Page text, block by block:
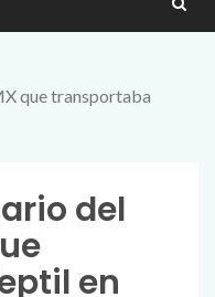
que transportaba
del
en